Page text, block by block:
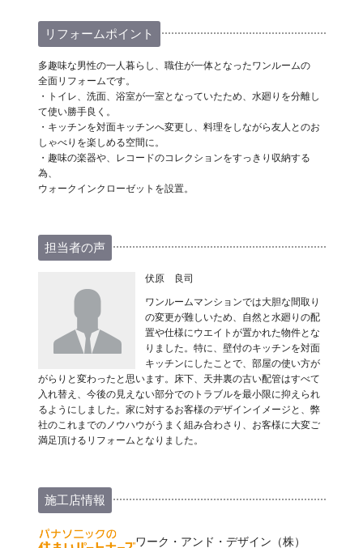
リフォームポイント
多趣味な男性の一人暮らし、職住が一体となったワンルームの
全面リフォームです。
・トイレ、洗面、浴室が一室となっていたため、水廻りを分離し
て使い勝手良く。
・キッチンを対面キッチンへ変更し、料理をしながら友人とのお
しゃべりを楽しめる空間に。
・趣味の楽器や、レコードのコレクションをすっきり収納する
為、
ウォークインクローゼットを設置。
担当者の声
伏原 良司
ワンルームマンションでは大胆な間取り
の変更が難しいため、自然と水廻りの配
置や仕様にウエイトが置かれた物件とな
りました。特に、壁付のキッチンを対面
キッチンにしたことで、部屋の使い方が
がらりと変わったと思います。床下、天井裏の古い配管はすべて
入れ替え、今後の見えない部分でのトラブルを最小限に抑えられ
るようにしました。家に対するお客様のデザインイメージと、弊
社のこれまでのノウハウがうまく組み合わさり、お客様に大変ご
満足頂けるリフォームとなりました。
施工店情報
ワーク・アンド・デザイン（株）